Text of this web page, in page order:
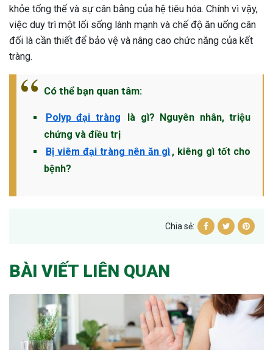
khỏe tổng thể và sự cân bằng của hệ tiêu hóa. Chính vì vậy,
việc duy trì một lối sống lành mạnh và chế độ ăn uống cân
đối là cần thiết để bảo vệ và nâng cao chức năng của kết
tràng.
Có thể bạn quan tâm:
Polyp đại tràng
là gì? Nguyên nhân, triệu
chứng và điều trị
Bị viêm đại tràng nên ăn gì , kiêng gì tốt cho
bệnh?
Chia sẻ:
BÀI VIẾT LIÊN QUAN